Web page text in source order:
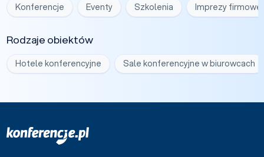
Konferencje Eventy Szkolenia Imprezy firmowe
Rodzaje obiektów
Hotele konferencyjne Sale konferencyjne w biurowcach